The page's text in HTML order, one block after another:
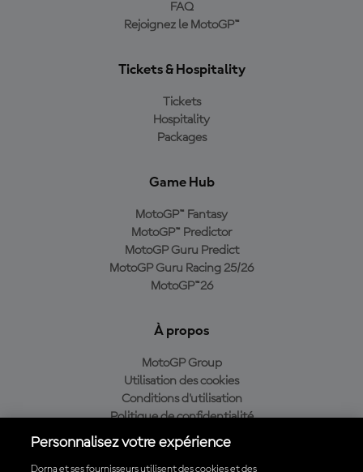
FAQ
Rejoignez le MotoGP™
Tickets & Hospitality
Tickets
Hospitality
Packages
Game Hub
MotoGP™ Fantasy
MotoGP™ Predictor
MotoGP Guru Predict
MotoGP Guru Racing 25/26
MotoGP™26
À propos
MotoGP Group
Utilisation des cookies
Conditions d'utilisation
Politique de confidentialité
Politique d’achat
Personnalisez votre expérience
Dorna et ses fournisseurs utilisent des cookies et des